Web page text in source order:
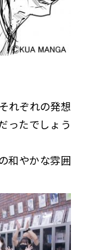
れぞれの発想
ったでしょう
和やかな雰囲